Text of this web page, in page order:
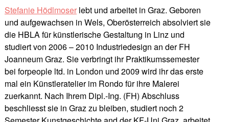
Stefanie Hödlmoserlebt und arbeitet in Graz. Geboren
und aufgewachsen in Wels, Oberösterreich absolviert sie
die HBLA für künstlerische Gestaltung in Linz und
studiert von 2006 – 2010 Industriedesign an der FH
Joanneum Graz. Sie verbringt ihr Praktikumssemester
bei forpeople ltd. in London und 2009 wird ihr das erste
mal ein Künstleratelier im Rondo für ihre Malerei
zuerkannt. Nach Ihrem Dipl.-Ing. (FH) Abschluss
beschliesst sie in Graz zu bleiben, studiert noch 2